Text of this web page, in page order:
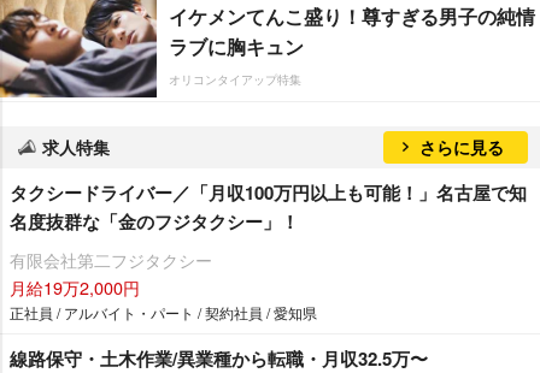
イケメンてんこ盛り！尊すぎる男子の純情
ラブに胸キュン
オリコンタイアップ特集
求人特集 さらに見る
タクシードライバー／「月収100万円以上も可能！」名古屋で知
名度抜群な「金のフジタクシー」！
有限会社第二フジタクシー
月給19万2,000円
正社員 / アルバイト・パート / 契約社員 / 愛知県
線路保守・土木作業/異業種から転職・月収32.5万〜